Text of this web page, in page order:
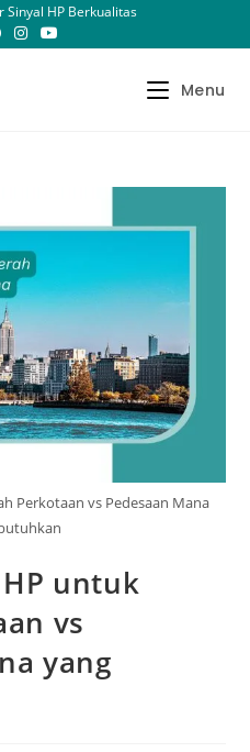
HP Berkualitas
Menu
Perkotaan vs Pedesaan Mana
untuk
vs
yang